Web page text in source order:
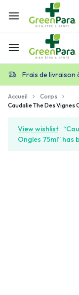
Frais de livraison
Accueil
Corps
Caudalie The Des Vignes
View wishlist
Ongles 75ml” has